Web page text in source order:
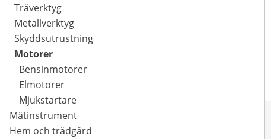
Träverktyg
Metallverktyg
Skyddsutrustning
Motorer
Bensinmotorer
Elmotorer
Mjukstartare
Mätinstrument
Hem och trädgård